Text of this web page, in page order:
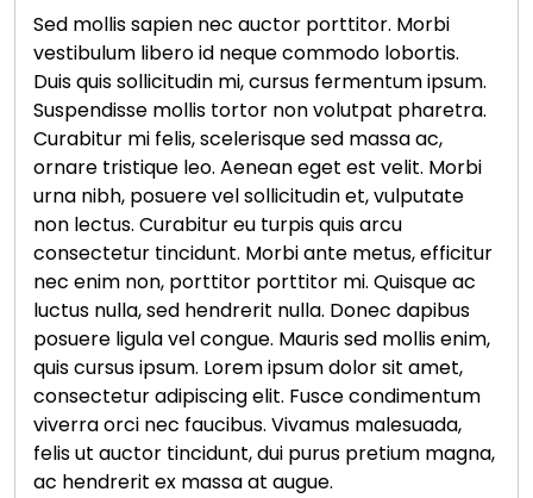
Sed mollis sapien nec auctor porttitor. Morbi
vestibulum libero id neque commodo lobortis.
Duis quis sollicitudin mi, cursus fermentum ipsum.
Suspendisse mollis tortor non volutpat pharetra.
Curabitur mi felis, scelerisque sed massa ac,
ornare tristique leo. Aenean eget est velit. Morbi
urna nibh, posuere vel sollicitudin et, vulputate
non lectus. Curabitur eu turpis quis arcu
consectetur tincidunt. Morbi ante metus, efficitur
nec enim non, porttitor porttitor mi. Quisque ac
luctus nulla, sed hendrerit nulla. Donec dapibus
posuere ligula vel congue. Mauris sed mollis enim,
quis cursus ipsum. Lorem ipsum dolor sit amet,
consectetur adipiscing elit. Fusce condimentum
viverra orci nec faucibus. Vivamus malesuada,
felis ut auctor tincidunt, dui purus pretium magna,
ac hendrerit ex massa at augue.